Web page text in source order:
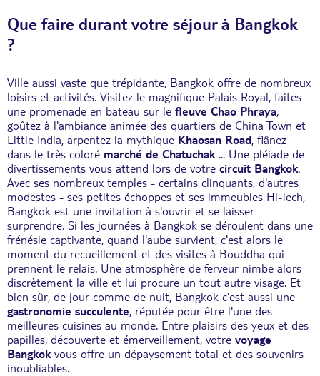
Que faire durant votre séjour à Bangkok
?
Ville aussi vaste que trépidante, Bangkok offre de nombreux
loisirs et activités. Visitez le magnifique Palais Royal, faites
une promenade en bateau sur le fleuve Chao Phraya,
goûtez à l'ambiance animée des quartiers de China Town et
Little India, arpentez la mythique Khaosan Road, flânez
dans le très coloré marché de Chatuchak ... Une pléiade de
divertissements vous attend lors de votre circuit Bangkok.
Avec ses nombreux temples - certains clinquants, d'autres
modestes - ses petites échoppes et ses immeubles Hi-Tech,
Bangkok est une invitation à s'ouvrir et se laisser
surprendre. Si les journées à Bangkok se déroulent dans une
frénésie captivante, quand l'aube survient, c'est alors le
moment du recueillement et des visites à Bouddha qui
prennent le relais. Une atmosphère de ferveur nimbe alors
discrètement la ville et lui procure un tout autre visage. Et
bien sûr, de jour comme de nuit, Bangkok c'est aussi une
gastronomie succulente, réputée pour être l'une des
meilleures cuisines au monde. Entre plaisirs des yeux et des
papilles, découverte et émerveillement, votre voyage
Bangkok vous offre un dépaysement total et des souvenirs
inoubliables.